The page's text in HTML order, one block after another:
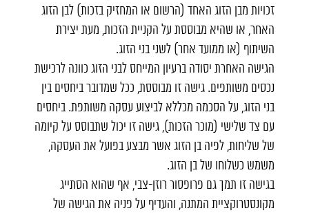
זכויות מבן הזוג האחד (הרשום או המחזיק בזכות) לבן הזוג
האחר, או שהיא מבוססת על הקניית הזכות, מעת יצירת
השיתוף (או ממועד אחר) לשני בני הזוג.
הגישה האחרת יסודה ברעיון המייחס לבני הזוג כוונה לרכישת
נכסים משותפים. גישה זו מבוססת, ככל שמדובר ביחסים בין
בני הזוג, על הסכמה מכללא לביצוע עסקה משותפת. ביחסים
עם צד שלישי (מוכר הזכות), גישה זו יכול שתבוסס על קיומה
של שליחות, לפיה בן הזוג אשר מבצע בפועל את העסקה,
משמש כשלוחו של בן הזוג.
בגישה זו תמך גם פרופסור רוזן-צבי, אף שהוא הסתייג
מקונסטרוקציית המתנה, והעדיף על פניה את הגישה של